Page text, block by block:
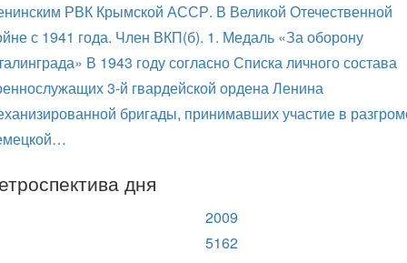
РВК Крымской АССР. В Великой Отечественной
с 1941 года. Член ВКП(б). 1. Медаль «За оборону
В 1943 году согласно Списка личного состава
3-й гвардейской ордена Ленина
бригады, принимавших участие в
дня
2009
5162